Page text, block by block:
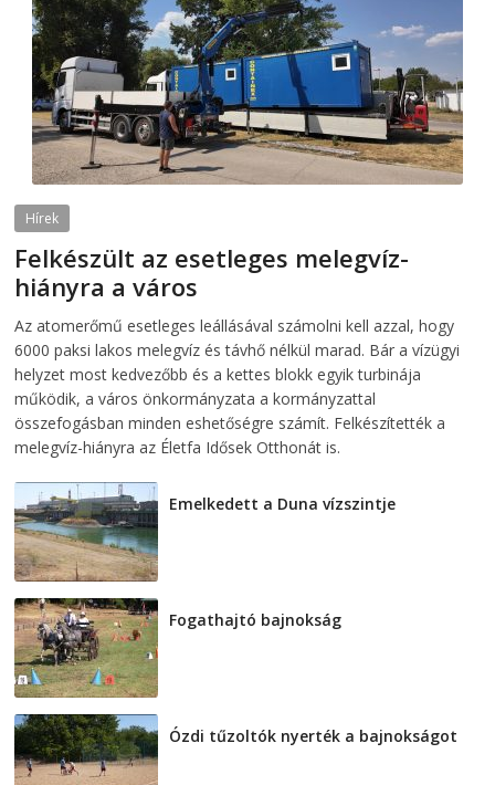
Hírek
Felkészült az esetleges melegvíz-
hiányra a város
Az atomerőmű esetleges leállásával számolni kell azzal, hogy
6000 paksi lakos melegvíz és távhő nélkül marad. Bár a vízügyi
helyzet most kedvezőbb és a kettes blokk egyik turbinája
működik, a város önkormányzata a kormányzattal
összefogásban minden eshetőségre számít. Felkészítették a
melegvíz-hiányra az Életfa Idősek Otthonát is.
Emelkedett a Duna vízszintje
Fogathajtó bajnokság
Ózdi tűzoltók nyerték a bajnokságot